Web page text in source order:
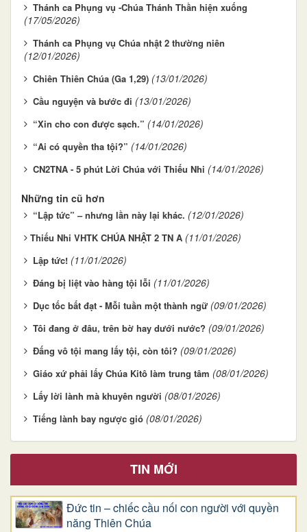
Thánh ca Phụng vụ -Chúa Thánh Thần hiện xuống
(17/05/2026)
Thánh ca Phụng vụ Chúa nhật 2 thường niên
(12/01/2026)
Chiên Thiên Chúa (Ga 1,29) (13/01/2026)
Cầu nguyện và bước đi (13/01/2026)
“Xin cho con được sạch.” (14/01/2026)
“Ai có quyền tha tội?” (14/01/2026)
CN2TNA - 5 phút Lời Chúa với Thiếu Nhi (14/01/2026)
Những tin cũ hơn
“Lập tức” – nhưng lần này lại khác. (12/01/2026)
​​​​​​​Thiếu Nhi VHTK CHÚA NHẬT 2 TN A (11/01/2026)
Lập tức! (11/01/2026)
Đáng bị liệt vào hàng tội lỗi (11/01/2026)
Dục tốc bất đạt - Mỗi tuần một thành ngữ (09/01/2026)
Tôi đang ở đâu, trên bờ hay dưới nước? (09/01/2026)
Đấng vô tội mang lấy tội, còn tôi? (09/01/2026)
Giáo xứ phải lấy Chúa Kitô làm trung tâm (08/01/2026)
Lấy lời lành mà khuyên người (08/01/2026)
Tiếng lành bay ngược gió (08/01/2026)
TIN MỚI
Đức tin – chiếc cầu nối con người với quyền
năng Thiên Chúa